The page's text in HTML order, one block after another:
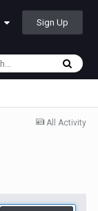
Sign Up
All Activity